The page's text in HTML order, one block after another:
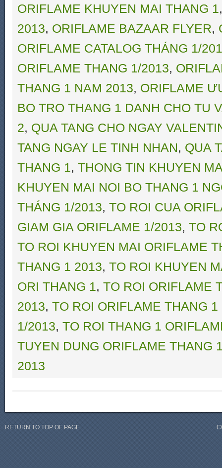
ORIFLAME KHUYEN MAI THANG 1
2013, ORIFLAME BAZAAR FLYER,
ORIFLAME CATALOG THÁNG 1/
ORIFLAME THANG 1/2013,
THANG 1 NAM 2013, ORIFLAME
BO TRO THANG 1 DANH CHO TU
2, QUA TANG CHO NGAY
TANG NGAY LE TINH NHAN, QUA
THANG 1, THONG TIN KHUYEN
KHUYEN MAI NOI BO THANG 1
THÁNG 1/2013, TO ROI CUA
GIAM GIA ORIFLAME 1/2013, TO
TO ROI KHUYEN MAI ORIFLAME
THANG 1 2013, TO ROI KHUYEN
ORI THANG 1, TO ROI ORIFLAME
2013, TO ROI ORIFLAME THANG
1/2013, TO ROI THANG 1
TUYEN DUNG ORIFLAME THANG
2013
RETURN TO TOP OF PAGE